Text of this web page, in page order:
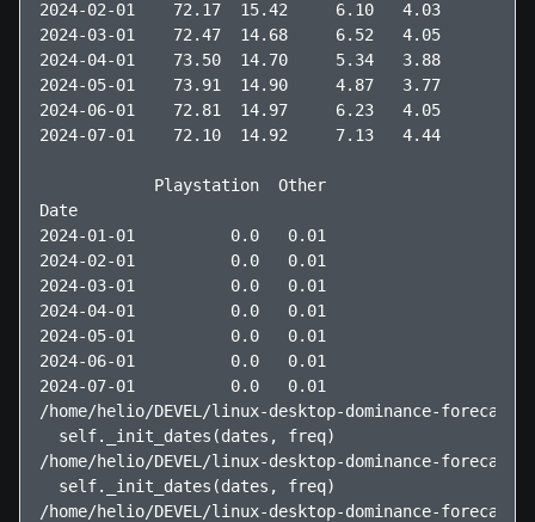
2024-02-01    72.17  15.42     6.10   4.03
2024-03-01    72.47  14.68     6.52   4.05
2024-04-01    73.50  14.70     5.34   3.88
2024-05-01    73.91  14.90     4.87   3.77
2024-06-01    72.81  14.97     6.23   4.05
2024-07-01    72.10  14.92     7.13   4.44
            Playstation  Other
Date
2024-01-01          0.0   0.01
2024-02-01          0.0   0.01
2024-03-01          0.0   0.01
2024-04-01          0.0   0.01
2024-05-01          0.0   0.01
2024-06-01          0.0   0.01
2024-07-01          0.0   0.01
/home/helio/DEVEL/linux-desktop-dominance-
  self._init_dates(dates, freq)
/home/helio/DEVEL/linux-desktop-dominance-
  self._init_dates(dates, freq)
/home/helio/DEVEL/linux-desktop-dominance-